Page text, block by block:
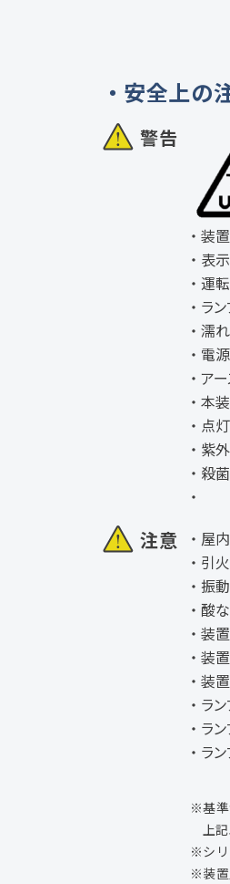
安全上の
警告
装
表
運
ラ
濡
電
ア
本
点
紫
殺
注意
屋
引
振
酸
装
装
装
ラ
ラ
ラ
※基準
上
※シリ
※装置